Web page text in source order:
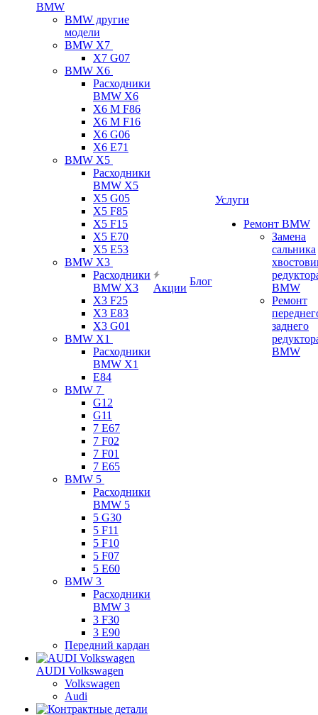
BMW
BMW другие
модели
BMW X7
X7 G07
BMW X6
Расходники
BMW X6
X6 M F86
X6 M F16
X6 G06
X6 E71
BMW X5
Расходники
BMW X5
X5 G05
X5 F85
X5 F15
X5 E70
X5 E53
BMW X3
Расходники
BMW X3
X3 F25
X3 E83
X3 G01
BMW X1
Расходники
BMW X1
E84
BMW 7
G12
G11
7 Е67
7 F02
7 F01
7 E65
BMW 5
Расходники
BMW 5
5 G30
5 F11
5 F10
5 F07
5 E60
BMW 3
Расходники
BMW 3
3 F30
3 E90
Передний кардан
AUDI Volkswagen
Volkswagen
Audi
Акции
Блог
Услуги
Ремонт BMW
Замена
сальника
BMW
Ремонт
заднего
BMW